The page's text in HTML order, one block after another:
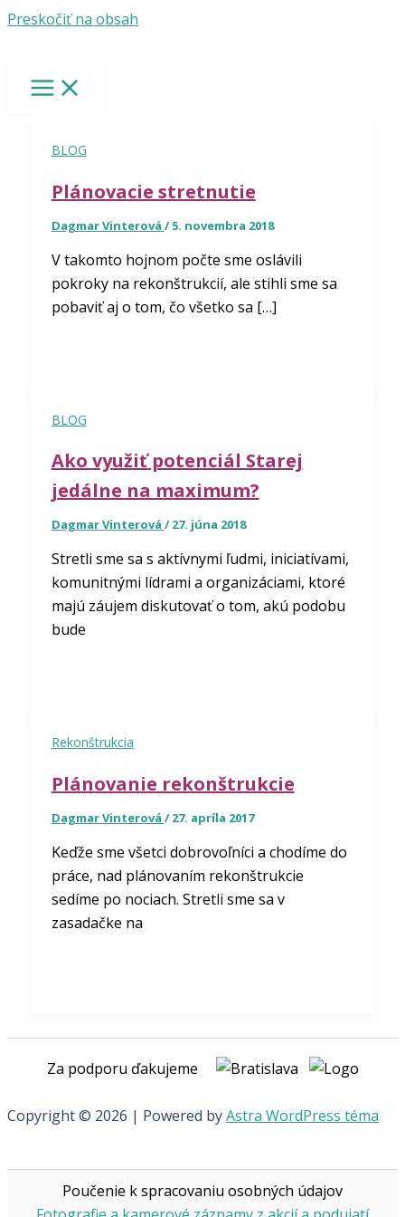
Preskočiť na obsah
BLOG
Plánovacie stretnutie
Dagmar Vinterová /5. novembra 2018
V takomto hojnom počte sme oslávili
pokroky na rekonštrukcií, ale stihli sme sa
pobaviť aj o tom, čo všetko sa […]
BLOG
Ako využiť potenciál Starej
jedálne na maximum?
Dagmar Vinterová /27. júna 2018
Stretli sme sa s aktívnymi ľudmi, iniciatívami,
komunitnými lídrami a organizáciami, ktoré
majú záujem diskutovať o tom, akú podobu
bude
Rekonštrukcia
Plánovanie rekonštrukcie
Dagmar Vinterová /27. apríla 2017
Keďže sme všetci dobrovoľníci a chodíme do
práce, nad plánovaním rekonštrukcie
sedíme po nociach. Stretli sme sa v
zasadačke na
Za podporu ďakujeme
Copyright © 2026 | Powered byAstra WordPress téma
Poučenie k spracovaniu osobných údajov